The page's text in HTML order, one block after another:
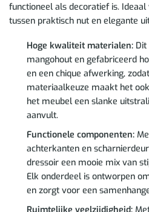
functioneel als decoratief is.
tussen praktisch nut en elegante
Hoge kwaliteit materialen:Dit
mangohout en gefabriceerd
en een chique afwerking,
materiaalkeuze maakt het
het meubel een slanke
aanvult.
Functionele componenten:
achterkanten en
dressoir een mooie mix van
Elk onderdeel is ontworpen
en zorgt voor een
Ruimtelijke veelzijdigheid: